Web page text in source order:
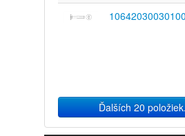
Ďalších 20